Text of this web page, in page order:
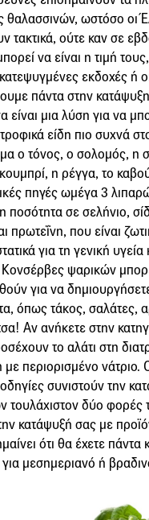
θαλασσινών, ωστόσο οι
τακτικά, ούτε καν σε
να είναι η τιμή
εκδοχές ή
πάντα στην
είναι μια λύση για να
είδη πιο συχνά
ο τόνος, ο σολομός, η
η ρέγγα, το
πηγές ωμέγα 3
ποσότητα σε σελήνιο,
πρωτεΐνη, που είναι
για τη γενική υγεία
ψαρικών
για να
όπως τάκος, σαλάτες,
Αν ανήκετε στην
το αλάτι στη
με περιορισμένο νάτριο.
συνιστούν την
τουλάχιστον δύο φορές
κατάψυξή σας με
ότι θα έχετε πάντα
μεσημεριανό ή